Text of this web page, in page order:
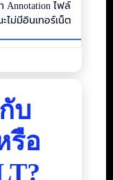
Annotation ไฟล์
ไม่มีอินเทอร์เน็ต
บ
รือ